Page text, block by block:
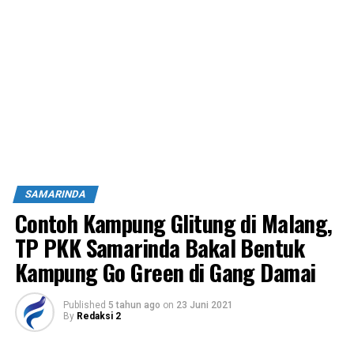
SAMARINDA
Contoh Kampung Glitung di Malang,
TP PKK Samarinda Bakal Bentuk
Kampung Go Green di Gang Damai
Published 5 tahun ago on 23 Juni 2021
By Redaksi 2